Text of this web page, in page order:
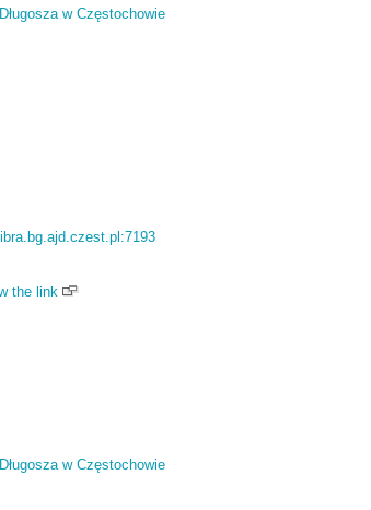
w Częstochowie
the link
w Częstochowie